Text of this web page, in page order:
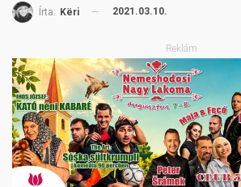
Írta: Këri 2021.03.10.
Reklám